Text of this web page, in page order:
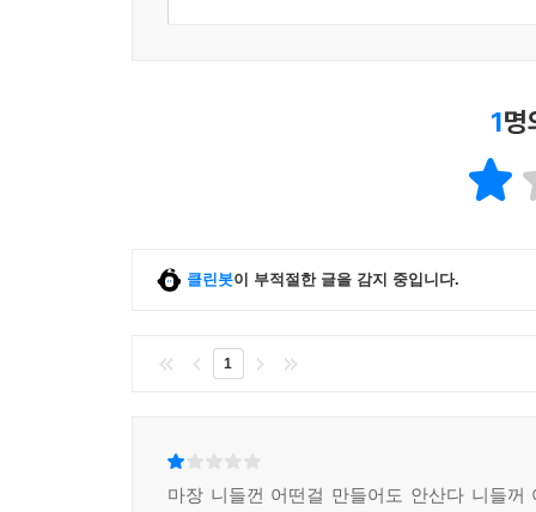
1명
클린봇이 부적절한 글을 감지 중입니다.
1
마장 니들껀 어떤걸 만들어도 안산다 니들꺼